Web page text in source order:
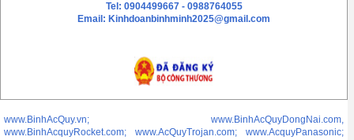
Tel: 0904499667 - 0988764055
Email: Kinhdoanbinhminh2025@gmail.com
www.BinhAcQuy.vn; www.BinhAcQuyDongNai.com,
www.BinhAcquyRocket.com; www.AcQuyTrojan.com; www.AcquyPanasonic;